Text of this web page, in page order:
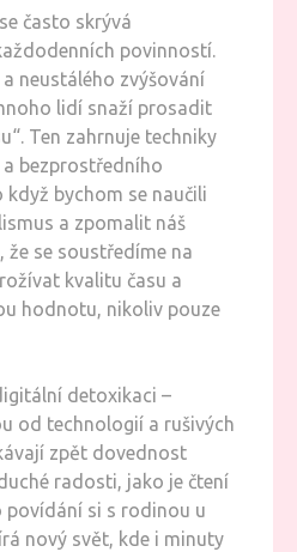
často skrývá
povinností.
neustálého zvýšování
lidí snaží prosadit
Ten zahrnuje techniky
bezprostředního
bychom se naučili
a zpomalit náš
že se soustředíme na
kvalitu času a
hodnotu, nikoliv pouze
detoxikaci –
od technologií a rušivých
zpět dovednost
radosti, jako je čtení
povídání si s rodinou u
nový svět, kde i minuty